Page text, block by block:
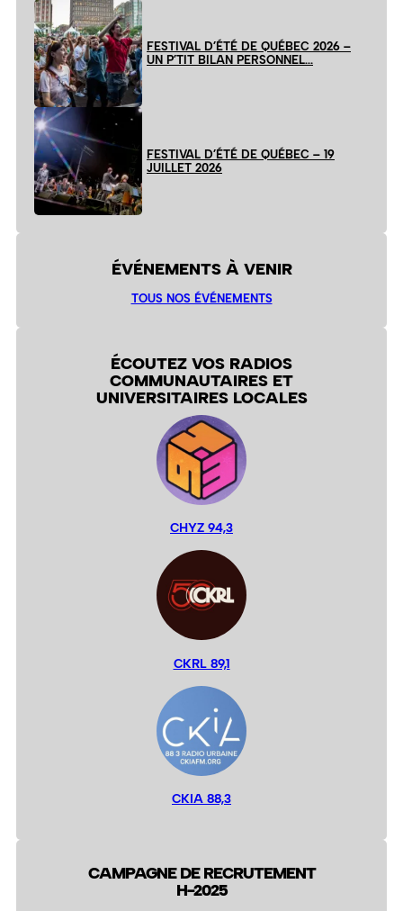
FESTIVAL D’ÉTÉ DE QUÉBEC 2026 –
UN P’TIT BILAN PERSONNEL…
FESTIVAL D’ÉTÉ DE QUÉBEC – 19
JUILLET 2026
ÉVÉNEMENTS À VENIR
TOUS NOS ÉVÉNEMENTS
ÉCOUTEZ VOS RADIOS
COMMUNAUTAIRES ET
UNIVERSITAIRES LOCALES
CHYZ 94,3
CKRL 89,1
CKIA 88,3
CAMPAGNE DE RECRUTEMENT
H-2025